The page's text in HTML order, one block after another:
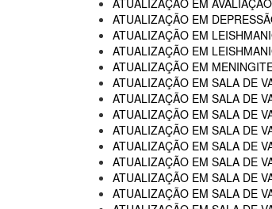
ATUALIZAÇÃO EM
ATUALIZAÇÃO EM
ATUALIZAÇÃO EM
ATUALIZAÇÃO EM
ATUALIZAÇÃO EM
ATUALIZAÇÃO EM SALA DE
ATUALIZAÇÃO EM SALA DE
ATUALIZAÇÃO EM SALA DE
ATUALIZAÇÃO EM SALA DE
ATUALIZAÇÃO EM SALA DE
ATUALIZAÇÃO EM SALA DE
ATUALIZAÇÃO EM SALA DE
ATUALIZAÇÃO EM SALA DE